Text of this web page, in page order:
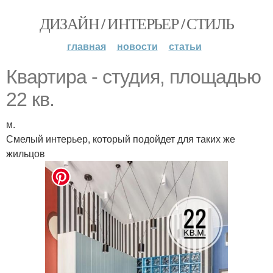
ДИЗАЙН / ИНТЕРЬЕР / СТИЛЬ
главная новости статьи
Квартира - студия, площадью
22 кв.
м.
Смелый интерьер, который подойдет для таких же
жильцов